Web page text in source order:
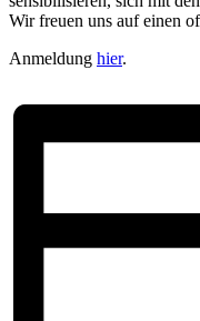
Wir freuen uns auf einen
Anmeldung hier.